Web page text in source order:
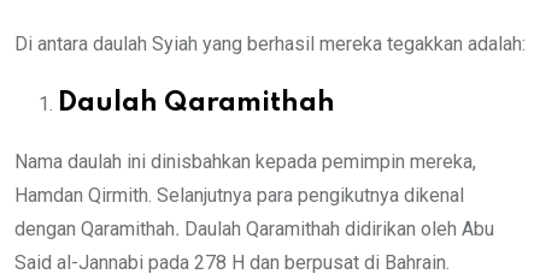
Di antara daulah Syiah yang berhasil mereka tegakkan adalah:
Daulah Qaramithah
Nama daulah ini dinisbahkan kepada pemimpin mereka,
Hamdan Qirmith. Selanjutnya para pengikutnya dikenal
dengan Qaramithah. Daulah Qaramithah didirikan oleh Abu
Said al-Jannabi pada 278 H dan berpusat di Bahrain.